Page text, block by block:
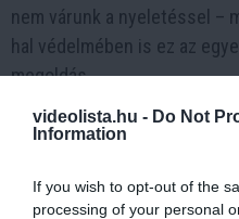
videolista.hu - Do Not
Information
If you wish to opt-out of the
processing of your personal
nem várunk a nyeletéssel –
hal védelmében is ez az
megoldás.